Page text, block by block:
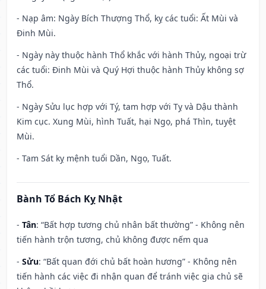
- Nạp âm: Ngày Bích Thượng Thổ, kỵ các tuổi: Ất Mùi và
Đinh Mùi.
- Ngày này thuộc hành Thổ khắc với hành Thủy, ngoại trừ
các tuổi: Đinh Mùi và Quý Hợi thuộc hành Thủy không sợ
Thổ.
- Ngày Sửu lục hợp với Tý, tam hợp với Tỵ và Dậu thành
Kim cục. Xung Mùi, hình Tuất, hại Ngọ, phá Thìn, tuyệt
Mùi.
- Tam Sát kỵ mệnh tuổi Dần, Ngọ, Tuất.
Bành Tổ Bách Kỵ Nhật
- Tân: “Bất hợp tương chủ nhân bất thường” - Không nên
tiến hành trộn tương, chủ không được nếm qua
- Sửu: “Bất quan đới chủ bất hoàn hương” - Không nên
tiến hành các việc đi nhận quan để tránh việc gia chủ sẽ